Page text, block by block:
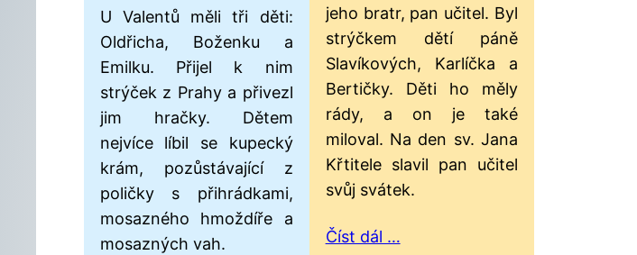
U Valentů měli tři děti:
Oldřicha, Boženku a
Emilku. Přijel k nim
strýček z Prahy a přivezl
jim hračky. Dětem
nejvíce líbil se kupecký
krám, pozůstávající z
poličky s přihrádkami,
mosazného hmoždíře a
mosazných vah.
jeho bratr, pan učitel. Byl
strýčkem dětí páně
Slavíkových, Karlíčka a
Bertičky. Děti ho měly
rády, a on je také
miloval. Na den sv. Jana
Křtitele slavil pan učitel
svůj svátek.
Číst dál …